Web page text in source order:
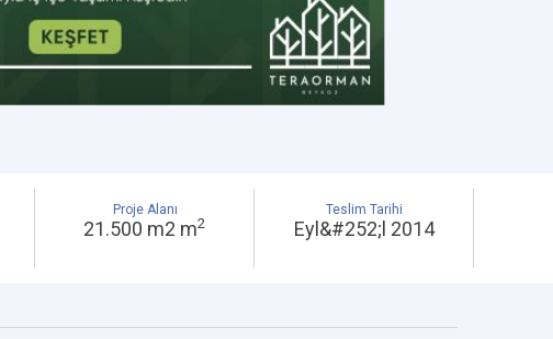
Proje Alanı
21.500 m2 m2
Teslim Tarihi
Eyl&#252;l 2014